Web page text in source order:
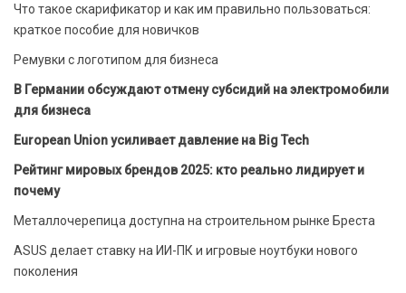
Что такое скарификатор и как им правильно пользоваться:
краткое пособие для новичков
Ремувки с логотипом для бизнеса
В Германии обсуждают отмену субсидий на электромобили
для бизнеса
European Union усиливает давление на Big Tech
Рейтинг мировых брендов 2025: кто реально лидирует и
почему
Металлочерепица доступна на строительном рынке Бреста
ASUS делает ставку на ИИ-ПК и игровые ноутбуки нового
поколения